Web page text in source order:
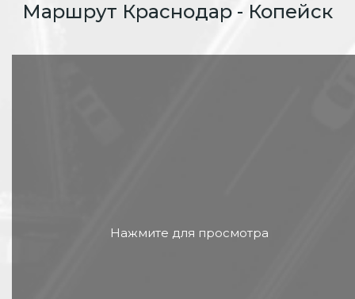
Маршрут Краснодар - Копейск